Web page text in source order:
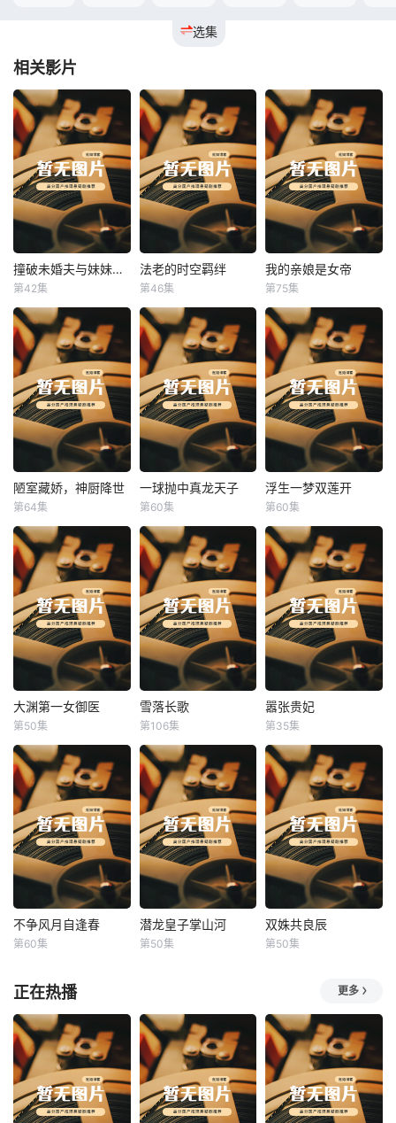
选集
相关影片
撞破未婚夫与妹妹打野战 撞破未婚夫与妹妹打野战
第42集
法老的时空羁绊
法老的时空羁绊
第46集
我的亲娘是女帝
我的亲娘是女帝
第75集
陋室藏娇，神厨降世
陋室藏娇，神厨降世
第64集
一球抛中真龙天子
一球抛中真龙天子
第60集
浮生一梦双莲开
浮生一梦双莲开
第60集
大渊第一女御医
大渊第一女御医
第50集
雪落长歌
雪落长歌
第106集
嚣张贵妃
嚣张贵妃
第35集
不争风月自逢春
不争风月自逢春
第60集
潜龙皇子掌山河
潜龙皇子掌山河
第50集
双姝共良辰
双姝共良辰
第50集
正在热播 更多